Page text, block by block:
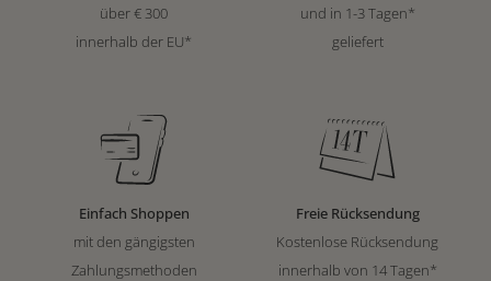
über € 300
innerhalb der EU*
und in 1-3 Tagen*
geliefert
Einfach Shoppen
mit den gängigsten
Zahlungsmethoden
Freie Rücksendung
Kostenlose Rücksendung
innerhalb von 14 Tagen*